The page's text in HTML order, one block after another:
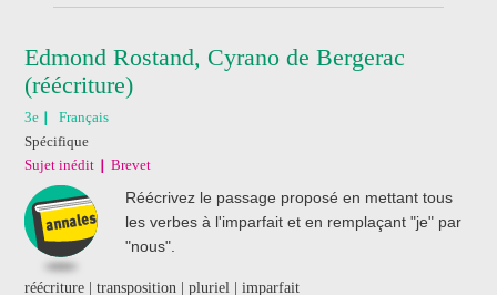
Edmond Rostand, Cyrano de Bergerac
(réécriture)
3e
Français
Spécifique
Sujet inédit
Brevet
Réécrivez le passage proposé en mettant tous
les verbes à l'imparfait et en remplaçant "je" par
"nous".
réécriture | transposition | pluriel | imparfait